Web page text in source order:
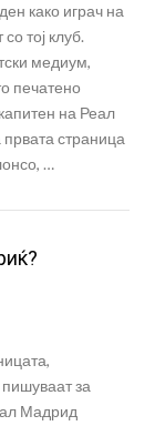
како играч на
тој клуб.
медиум,
печатено
на Реал
страница
…
за
Мадрид